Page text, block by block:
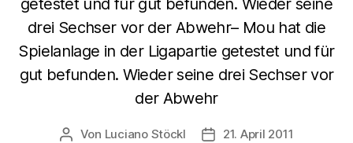
drei Sechser vor der Abwehr– Mou hat die
Spielanlage in der Ligapartie getestet und für
gut befunden. Wieder seine drei Sechser vor
der Abwehr
Beitragsautor
Von Luciano Stöckl Beitragsdatum
21. April 2011